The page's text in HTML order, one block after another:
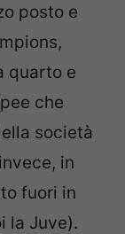
posto e
quarto e
che
società
in
fuori in
la Juve).